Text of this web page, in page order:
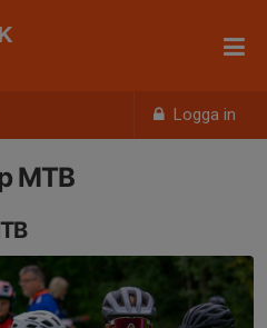
Logga in
MTB